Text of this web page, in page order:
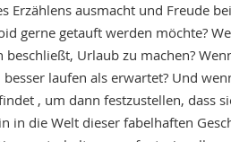
Erzählens ausmacht und Freude
gerne getauft werden möchte?
Urlaub zu machen?
laufen als erwartet? Und
, um dann festzustellen, dass
in die Welt dieser fabelhaften